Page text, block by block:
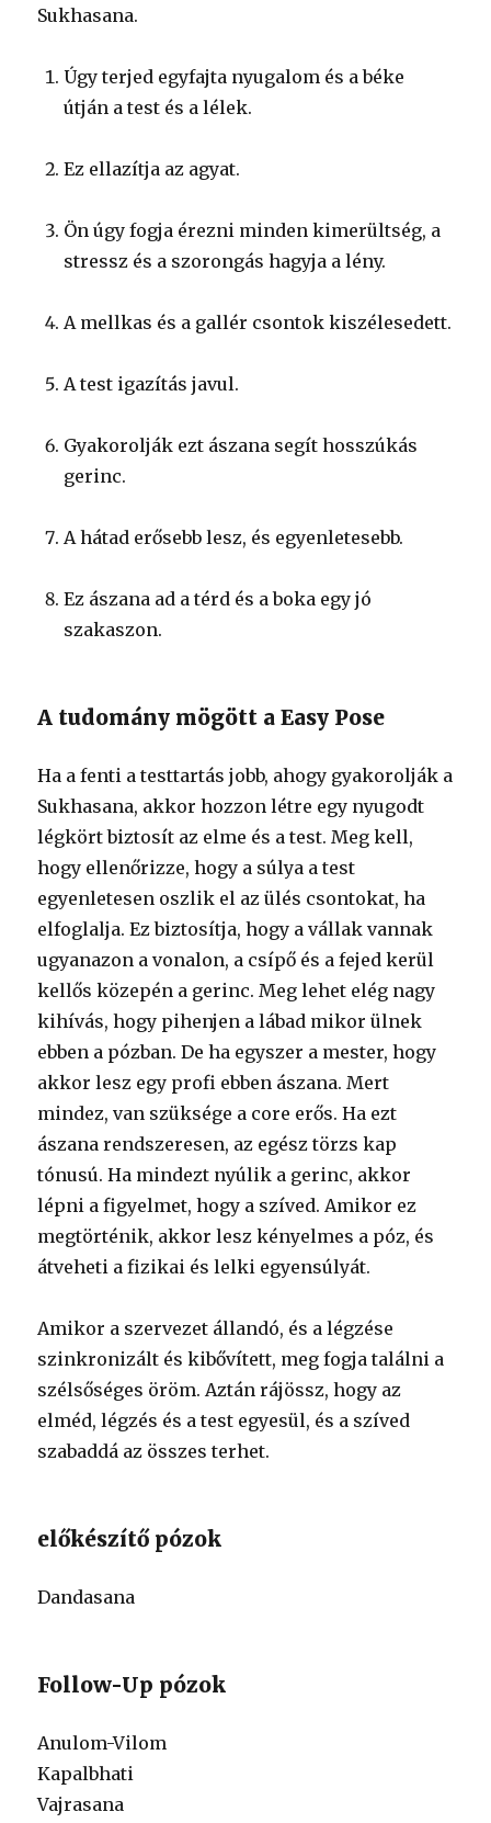
Sukhasana.
Úgy terjed egyfajta nyugalom és a béke
útján a test és a lélek.
Ez ellazítja az agyat.
Ön úgy fogja érezni minden kimerültség, a
stressz és a szorongás hagyja a lény.
A mellkas és a gallér csontok kiszélesedett.
A test igazítás javul.
Gyakorolják ezt ászana segít hosszúkás
gerinc.
A hátad erősebb lesz, és egyenletesebb.
Ez ászana ad a térd és a boka egy jó
szakaszon.
A tudomány mögött a Easy Pose
Ha a fenti a testtartás jobb, ahogy gyakorolják a
Sukhasana, akkor hozzon létre egy nyugodt
légkört biztosít az elme és a test. Meg kell,
hogy ellenőrizze, hogy a súlya a test
egyenletesen oszlik el az ülés csontokat, ha
elfoglalja. Ez biztosítja, hogy a vállak vannak
ugyanazon a vonalon, a csípő és a fejed kerül
kellős közepén a gerinc. Meg lehet elég nagy
kihívás, hogy pihenjen a lábad mikor ülnek
ebben a pózban. De ha egyszer a mester, hogy
akkor lesz egy profi ebben ászana. Mert
mindez, van szüksége a core erős. Ha ezt
ászana rendszeresen, az egész törzs kap
tónusú. Ha mindezt nyúlik a gerinc, akkor
lépni a figyelmet, hogy a szíved. Amikor ez
megtörténik, akkor lesz kényelmes a póz, és
átveheti a fizikai és lelki egyensúlyát.
Amikor a szervezet állandó, és a légzése
szinkronizált és kibővített, meg fogja találni a
szélsőséges öröm. Aztán rájössz, hogy az
elméd, légzés és a test egyesül, és a szíved
szabaddá az összes terhet.
előkészítő pózok
Dandasana
Follow-Up pózok
Anulom-Vilom
Kapalbhati
Vajrasana